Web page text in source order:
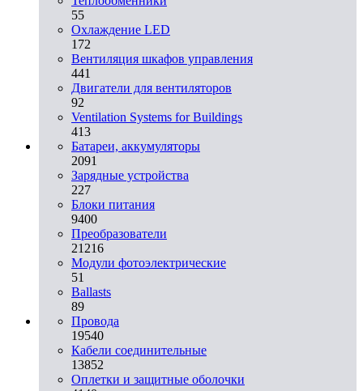
55
Охлаждение LED
172
Вентиляция шкафов управления
441
Двигатели для вентиляторов
92
Ventilation Systems for Buildings
413
Батареи, аккумуляторы
2091
Зарядные устройства
227
Блоки питания
9400
Преобразователи
21216
Модули фотоэлектрические
51
Ballasts
89
Провода
19540
Кабели соединительные
13852
Оплетки и защитные оболочки